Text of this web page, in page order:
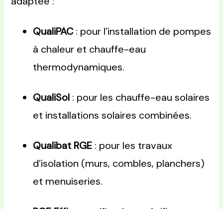
QualiPAC: pour l’installation de pompes
à chaleur et chauffe-eau
thermodynamiques.
QualiSol : pour les chauffe-eau solaires
et installations solaires combinées.
Qualibat RGE : pour les travaux
d’isolation (murs, combles, planchers)
et menuiseries.